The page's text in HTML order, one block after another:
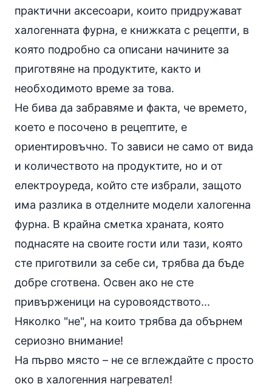
практични аксесоари, които придружават
халогенната фурна, е книжката с рецепти, в
която подробно са описани начините за
приготвяне на продуктите, както и
необходимото време за това.
Не бива да забравяме и факта, че времето,
което е посочено в рецептите, е
ориентировъчно. То зависи не само от вида
и количеството на продуктите, но и от
електроуреда, който сте избрали, защото
има разлика в отделните модели халогенна
фурна. В крайна сметка храната, която
поднасяте на своите гости или тази, която
сте приготвили за себе си, трябва да бъде
добре сготвена. Освен ако не сте
привърженици на суровоядството...
Няколко "не", на които трябва да обърнем
сериозно внимание!
На първо място – не се вглеждайте с просто
око в халогенния нагревател!